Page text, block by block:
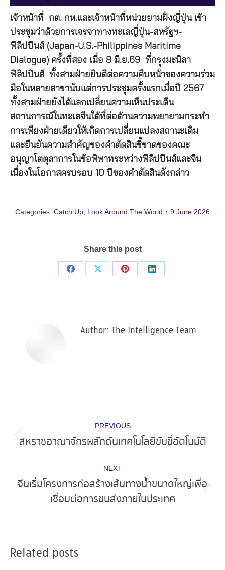
เจ้าหน้าที่ กต. กห.และเจ้าหน้าที่หน่วยยามฝั่งญี่ปุ่น เข้า
ประชุมว่าด้วยการเจรจาทางทะเลญี่ปุ่น-สหรัฐฯ-
ฟิลิปปินส์ (Japan-U.S.-Philippines Maritime
Dialogue) ครั้งที่สอง เมื่อ 8 มิ.ย.69 ที่กรุงมะนิลา
ฟิลิปปินส์ ทั้งสามฝ่ายยินดีต่อความคืบหน้าของความร่วม
มือในหลายสาขานับแต่การประชุมครั้งแรกเมื่อปี 2567
ทั้งสามฝ่ายยังได้แลกเปลี่ยนความเห็นประเด็น
สถานการณ์ในทะเลจีนใต้ที่ต่อต้านความพยายามกระทำ
การเพียงฝ่ายเดียวให้เกิดการเปลี่ยนแปลงสถานะเดิม
และยืนยันความสำคัญของคำตัดสินชี้ขาดของคณะ
อนุญาโตตุลาการในข้อพิพาทระหว่างฟิลิปปินส์และจีน
เนื่องในโอกาสครบรอบ 10 ปีของคำตัดสินดังกล่าว
Categories: Catch Up Look Around The World 9 June 2026
Share this post
Share
Share
Share
Share
Author: The Intelligence Team
navigation
PREVIOUS
Previous
สหราชอาณาจักรผลักดันเทคโนโลยีขับขี่อัตโนมัติ
NEXT
post:
จีนเริ่มโครงการก่อสร้างเส้นทางน้ำขนาดใหญ่เพื่อ
เชื่อมต่อการขนส่งภายในประเทศ
Related posts